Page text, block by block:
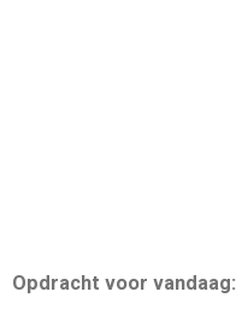
Opdracht voor vandaag: